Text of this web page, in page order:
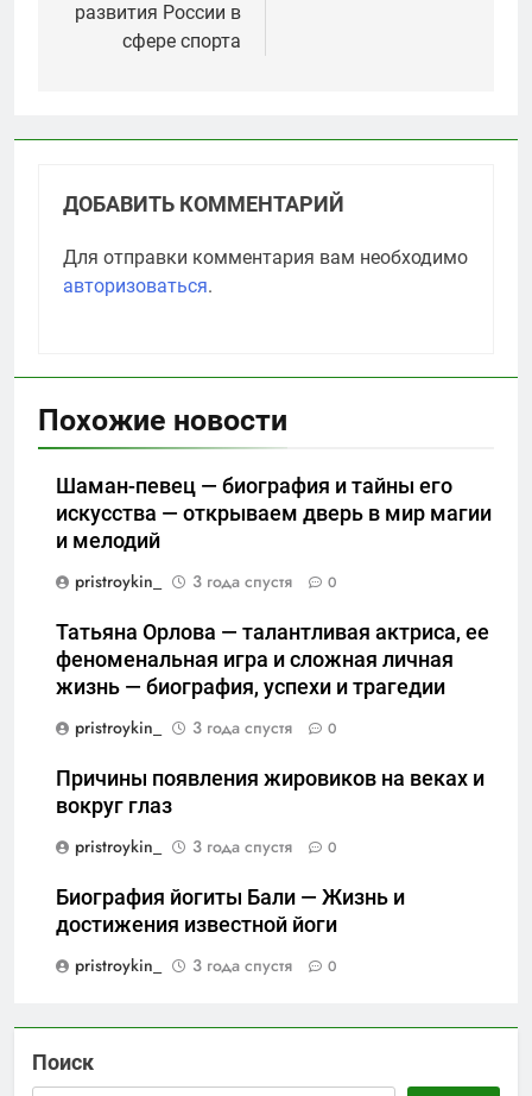
развития России в
сфере спорта
ДОБАВИТЬ КОММЕНТАРИЙ
Для отправки комментария вам необходимо
авторизоваться.
Похожие новости
Шаман-певец — биография и тайны его
искусства — открываем дверь в мир магии
и мелодий
pristroykin_
3 года спустя 0
Татьяна Орлова — талантливая актриса, ее
феноменальная игра и сложная личная
жизнь — биография, успехи и трагедии
pristroykin_
3 года спустя 0
Причины появления жировиков на веках и
вокруг глаз
pristroykin_
3 года спустя 0
Биография йогиты Бали — Жизнь и
достижения известной йоги
pristroykin_
3 года спустя 0
Поиск